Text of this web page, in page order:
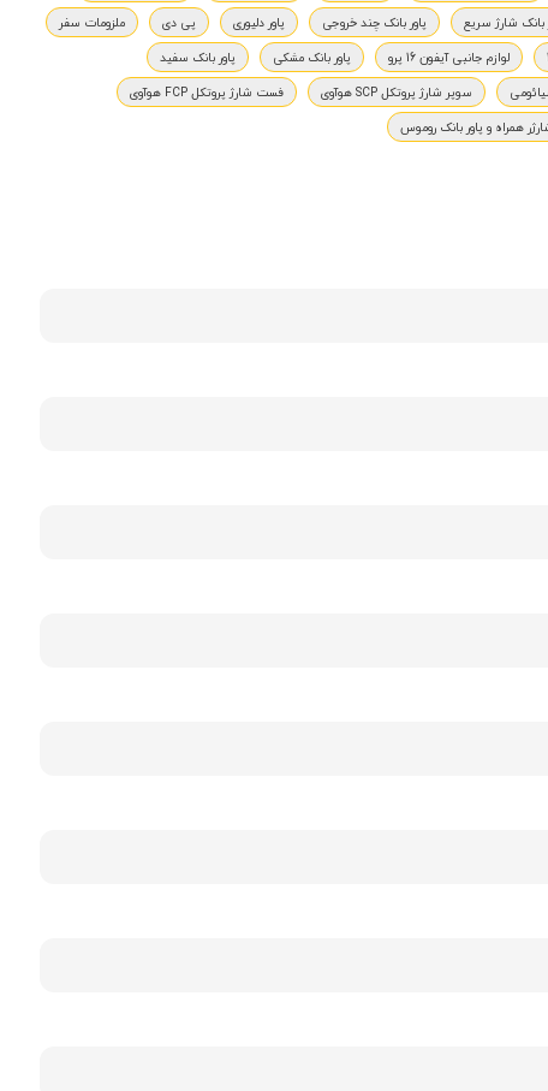
بانک شارژ سریع پاور بانک چند خروجی پاور دلیوری پی دی
ملزومات سفر
لوازم جانبی آیفون 16 پرو پاور بانک مشکی
پاور بانک سفید
سوپر شارژ پروتکل SCP هوآوی
فست شارژ پروتکل FCP هوآوی
همراه و پاور بانک روموس